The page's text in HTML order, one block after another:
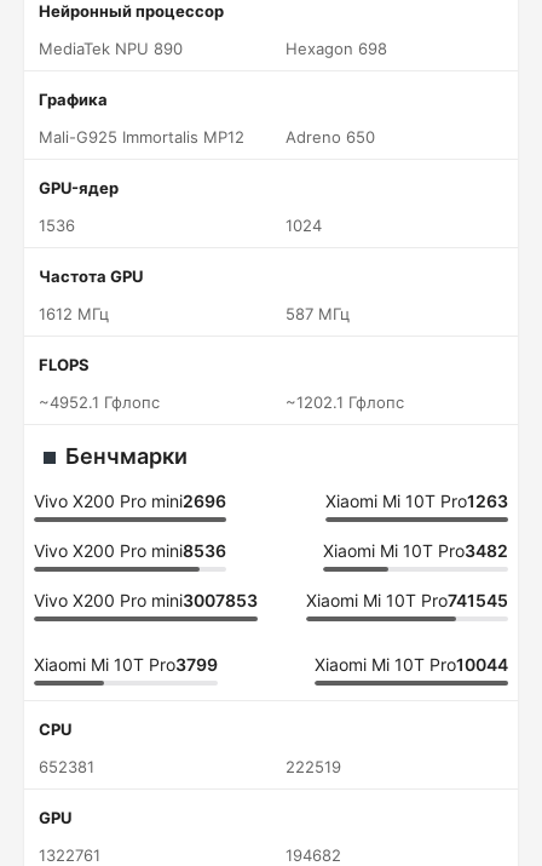
Нейронный процессор
MediaTek NPU 890
Hexagon 698
Графика
Mali-G925 Immortalis MP12
Adreno 650
GPU-ядер
1536
1024
Частота GPU
1612 МГц
587 МГц
FLOPS
~4952.1 Гфлопс
~1202.1 Гфлопс
Бенчмарки
Vivo X200 Pro mini2696 Xiaomi Mi 10T Pro1263
Vivo X200 Pro mini8536 Xiaomi Mi 10T Pro3482
Vivo X200 Pro mini3007853 Xiaomi Mi 10T Pro741545
Xiaomi Mi 10T Pro3799 Xiaomi Mi 10T Pro10044
CPU
652381
222519
GPU
1322761
194682